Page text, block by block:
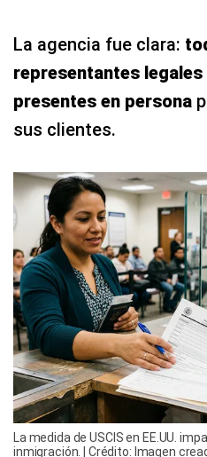
La agencia fue clara:
representantes
presentes en persona
sus clientes.
La medida de USCIS en EE.UU.
inmigración. | Crédito: Imagen